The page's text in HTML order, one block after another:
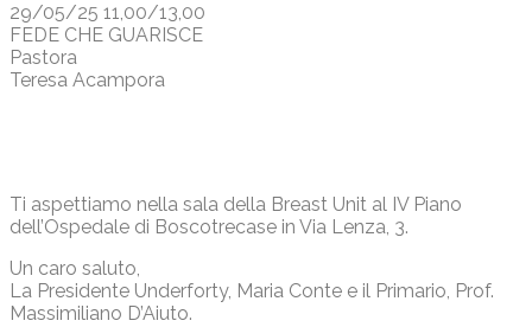
29/05/25 11,00/13,00
FEDE CHE GUARISCE
Pastora
Teresa Acampora
Ti aspettiamo nella sala della Breast Unit al IV Piano
dell’Ospedale di Boscotrecase in Via Lenza, 3.
Un caro saluto,
La Presidente Underforty, Maria Conte e il Primario, Prof.
Massimiliano D’Aiuto.